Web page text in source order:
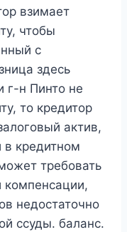
взимает
чтобы
с
здесь
г-н Пинто не
то кредитор
актив,
в кредитном
требовать
компенсации,
недостаточно
ссуды. баланс.